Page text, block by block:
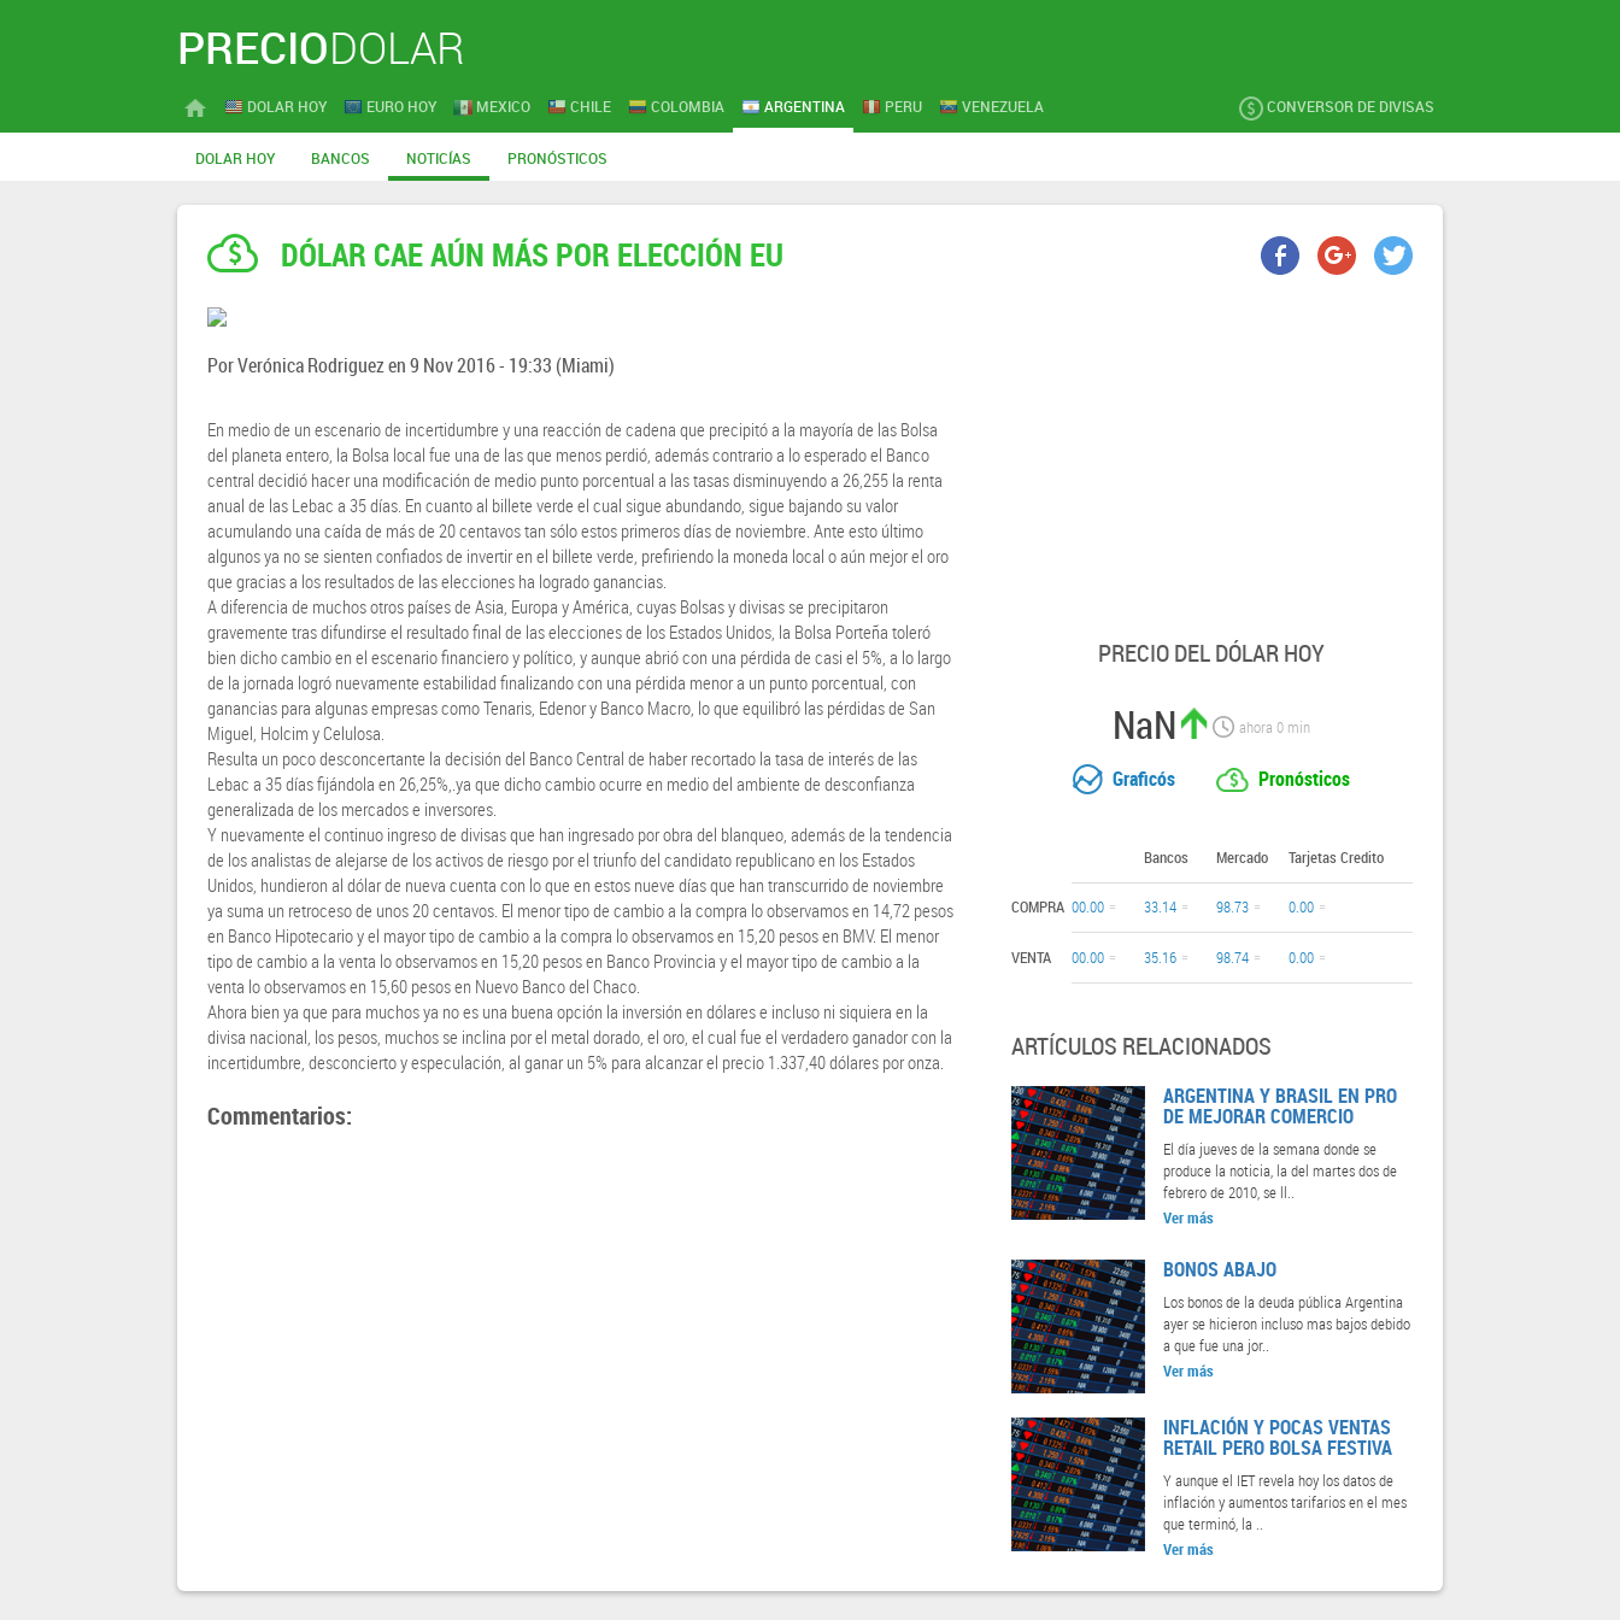
PRECIODOLAR
DOLAR HOY EURO HOY MEXICO CHILE COLOMBIA ARGENTINA PERU VENEZUELA CONVERSOR DE DIVISAS
DOLAR HOY BANCOS NOTICÍAS PRONÓSTICOS
DÓLAR CAE AÚN MÁS POR ELECCIÓN EU
PorVerónica Rodriguezen9 Nov 2016 - 19:33 (Miami)
En medio de un escenario de incertidumbre y una reacción de cadena que precipitó a la mayoría de las Bolsa
del planeta entero, la Bolsa local fue una de las que menos perdió, además contrario a lo esperado el Banco
central decidió hacer una modificación de medio punto porcentual a las tasas disminuyendo a 26,255 la renta
anual de las Lebac a 35 días. En cuanto al billete verde el cual sigue abundando, sigue bajando su valor
acumulando una caída de más de 20 centavos tan sólo estos primeros días de noviembre. Ante esto último
algunos ya no se sienten confiados de invertir en el billete verde, prefiriendo la moneda local o aún mejor el oro
que gracias a los resultados de las elecciones ha logrado ganancias.
A diferencia de muchos otros países de Asia, Europa y América, cuyas Bolsas y divisas se precipitaron
gravemente tras difundirse el resultado final de las elecciones de los Estados Unidos, la Bolsa Porteña toleró
bien dicho cambio en el escenario financiero y político, y aunque abrió con una pérdida de casi el 5%, a lo largo
de la jornada logró nuevamente estabilidad finalizando con una pérdida menor a un punto porcentual, con
ganancias para algunas empresas como Tenaris, Edenor y Banco Macro, lo que equilibró las pérdidas de San
Miguel, Holcim y Celulosa.
Resulta un poco desconcertante la decisión del Banco Central de haber recortado la tasa de interés de las
Lebac a 35 días fijándola en 26,25%,.ya que dicho cambio ocurre en medio del ambiente de desconfianza
generalizada de los mercados e inversores.
Y nuevamente el continuo ingreso de divisas que han ingresado por obra del blanqueo, además de la tendencia
de los analistas de alejarse de los activos de riesgo por el triunfo del candidato republicano en los Estados
Unidos, hundieron al dólar de nueva cuenta con lo que en estos nueve días que han transcurrido de noviembre
ya suma un retroceso de unos 20 centavos. El menor tipo de cambio a la compra lo observamos en 14,72 pesos
en Banco Hipotecario y el mayor tipo de cambio a la compra lo observamos en 15,20 pesos en BMV. El menor
tipo de cambio a la venta lo observamos en 15,20 pesos en Banco Provincia y el mayor tipo de cambio a la
venta lo observamos en 15,60 pesos en Nuevo Banco del Chaco.
Ahora bien ya que para muchos ya no es una buena opción la inversión en dólares e incluso ni siquiera en la
divisa nacional, los pesos, muchos se inclina por el metal dorado, el oro, el cual fue el verdadero ganador con la
incertidumbre, desconcierto y especulación, al ganar un 5% para alcanzar el precio 1.337,40 dólares por onza.
Commentarios:
PRECIO DEL DÓLAR HOY
NaN ahora0 min
Graficós Pronósticos
Bancos Mercado Tarjetas Credito
COMPRA 00.00 33.14 98.73 0.00
VENTA 00.00 35.16 98.74 0.00
ARTÍCULOS RELACIONADOS
ARGENTINA Y BRASIL EN PRO
DE MEJORAR COMERCIO
El día jueves de la semana donde se
produce la noticia, la del martes dos de
febrero de 2010, se ll..
Ver más
BONOS ABAJO
Los bonos de la deuda pública Argentina
ayer se hicieron incluso mas bajos debido
a que fue una jor..
Ver más
INFLACIÓN Y POCAS VENTAS
RETAIL PERO BOLSA FESTIVA
Y aunque el IET revela hoy los datos de
inflación y aumentos tarifarios en el mes
que terminó, la ..
Ver más